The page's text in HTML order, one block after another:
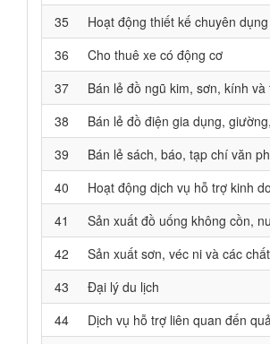
35
Hoạt động thiết kế chuyên dụng
36
Cho thuê xe có động cơ
37
Bán lẻ đồ ngũ kim, sơn, kính
38
Bán lẻ đồ điện gia dụng,
39
Bán lẻ sách, báo, tạp chí văn
40
Hoạt động dịch vụ hỗ trợ kinh
41
Sản xuất đồ uống không cồn,
42
Sản xuất sơn, véc ni và các
43
Đại lý du lịch
44
Dịch vụ hỗ trợ liên quan đến